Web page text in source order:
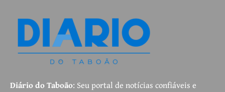
Diário do Taboão: Seu portal de notícias confiáveis e